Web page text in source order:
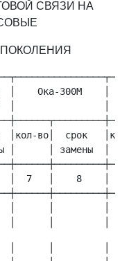
СВЯЗИ НА
3Э  │    Ока-300М    │
ЭКМ  │                │
│кол-во│  срок
│ замены  │
│  7   │    8    │  9
│      │         │
│      │         │